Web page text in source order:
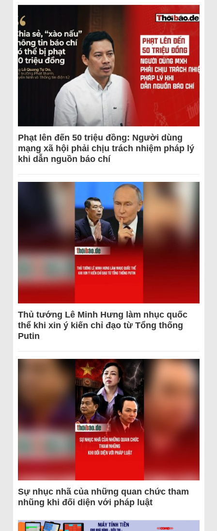
Phạt lên đến 50 triệu đồng: Người dùng
mạng xã hội phải chịu trách nhiệm pháp lý
khi dẫn nguồn báo chí
Thủ tướng Lê Minh Hưng làm nhục quốc
thể khi xin ý kiến chỉ đạo từ Tổng thống
Putin
Sự nhục nhã của những quan chức tham
nhũng khi đối diện với pháp luật